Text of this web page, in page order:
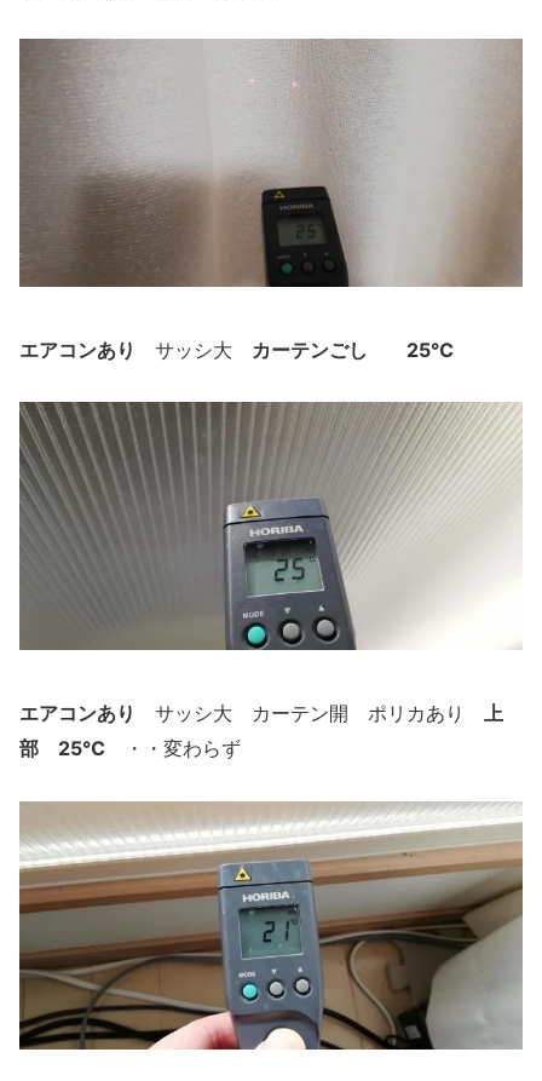
エアコンあり サッシ大 カーテンごし 25℃
エアコンあり サッシ大 カーテン開 ポリカあり 上
部 25℃ ・・変わらず